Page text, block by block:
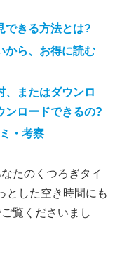
できる方法とは?
から、お得に読む
、またはダウンロ
ンロードできるの?
・考察
たのくつろぎタイ
とした空き時間にも
覧くださいまし